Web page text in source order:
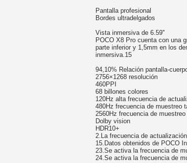
Pantalla profesional
Bordes ultradelgados
Vista inmersiva de 6.59''
POCO X8 Pro cuenta con una
parte inferior y 1,5mm en los
inmersiva.15
94,10% Relación pantalla-
2756×1268 resolución
460PPI
68 billones colores
120Hz alta frecuencia de
480Hz frecuencia de muestreo
2560Hz frecuencia de
Dolby vision
HDR10+
2.La frecuencia de
15.Datos obtenidos de POCO
23.Se activa la frecuencia de
24.Se activa la frecuencia de